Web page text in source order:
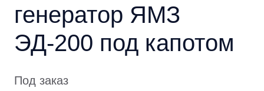
генератор ЯМЗ
ЭД-200 под капотом
Под заказ